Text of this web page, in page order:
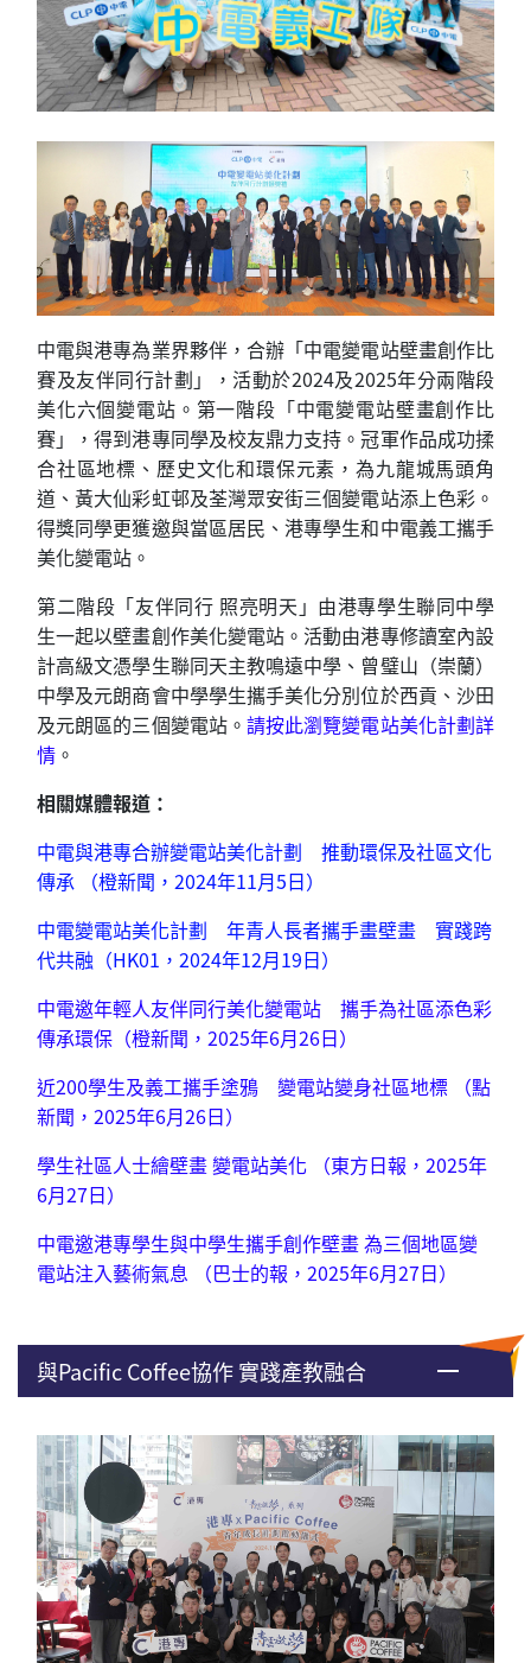
中電與港專為業界夥伴，合辦「中電變電站壁畫創作比
賽及友伴同行計劃」，活動於2024及2025年分兩階段
美化六個變電站。第一階段「中電變電站壁畫創作比
賽」，得到港專同學及校友鼎力支持。冠軍作品成功揉
合社區地標、歷史文化和環保元素，為九龍城馬頭角
道、黃大仙彩虹邨及荃灣眾安街三個變電站添上色彩。
得獎同學更獲邀與當區居民、港專學生和中電義工攜手
美化變電站。
第二階段「友伴同行 照亮明天」由港專學生聯同中學
生一起以壁畫創作美化變電站。活動由港專修讀室內設
計高級文憑學生聯同天主教鳴遠中學、曾璧山（崇蘭）
中學及元朗商會中學學生攜手美化分別位於西貢、沙田
及元朗區的三個變電站。 請按此瀏覽變電站美化計劃詳
情 。
相關媒體報道：
中電與港專合辦變電站美化計劃 推動環保及社區文化
傳承 （橙新聞，2024年11月5日）
中電變電站美化計劃 年青人長者攜手畫壁畫 實踐跨
代共融 （HK01，2024年12月19日）
中電邀年輕人友伴同行美化變電站 攜手為社區添色彩
傳承環保（橙新聞，2025年6月26日）
近200學生及義工攜手塗鴉 變電站變身社區地標 （點
新聞，2025年6月26日）
學生社區人士繪壁畫 變電站美化 （東方日報，2025年
6月27日）
中電邀港專學生與中學生攜手創作壁畫 為三個地區變
電站注入藝術氣息 （巴士的報，2025年6月27日）
與Pacific Coffee協作 實踐產教融合